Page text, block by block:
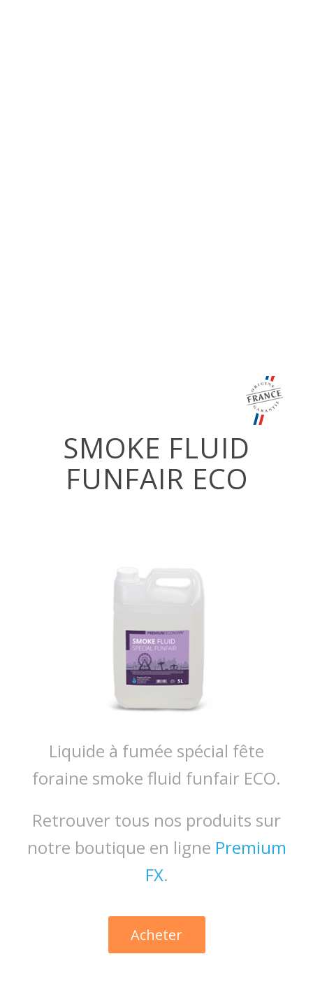
SMOKE FLUID
FUNFAIR ECO
Liquide à fumée spécial fête
foraine smoke fluid funfair ECO.
Retrouver tous nos produits sur
notre boutique en ligne Premium
FX.
Acheter